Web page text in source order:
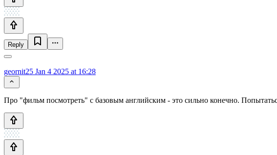
Reply
geornit25 Jan 4 2025 at 16:28
Про "фильм посмотреть" с базовым английским - это сильно конечно.